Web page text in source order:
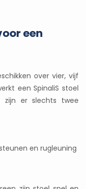
een
over vier, vijf
een SpinaliS stoel
zijn er slechts twee
en rugleuning